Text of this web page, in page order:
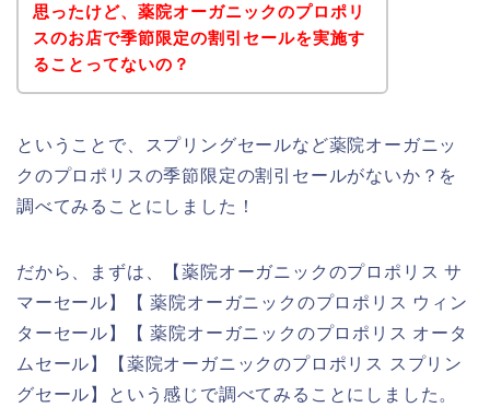
思ったけど、薬院オーガニックのプロポリ
スのお店で季節限定の割引セールを実施す
ることってないの？
ということで、スプリングセールなど薬院オーガニッ
クのプロポリスの季節限定の割引セールがないか？を
調べてみることにしました！
だから、まずは、【薬院オーガニックのプロポリス サ
マーセール】【 薬院オーガニックのプロポリス ウィン
ターセール】【 薬院オーガニックのプロポリス オータ
ムセール】【薬院オーガニックのプロポリス スプリン
グセール】という感じで調べてみることにしました。